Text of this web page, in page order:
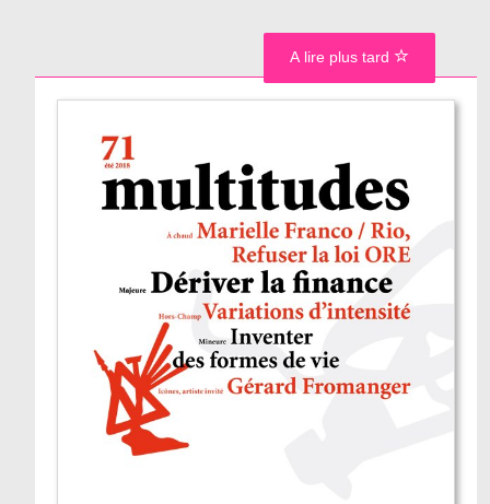
A lire plus tard